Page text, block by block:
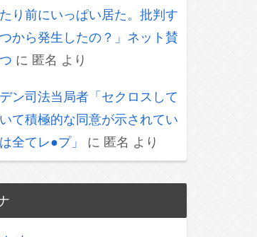
り前にいっぱい居た。批判す
から発生したの？」ネット賛
に 匿名 より
ン司法当局者「セクロスして
て積極的な同意が示されてい
全てレ●プ」
に 匿名 より